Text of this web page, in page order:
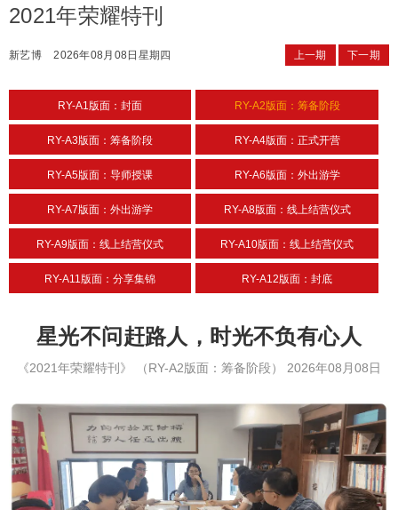
2021年荣耀特刊
新艺博 2026年08月08日星期四 上一期 下一期
RY-A1版面：封面 RY-A2版面：筹备阶段
RY-A3版面：筹备阶段 RY-A4版面：正式开营
RY-A5版面：导师授课 RY-A6版面：外出游学
RY-A7版面：外出游学 RY-A8版面：线上结营仪式
RY-A9版面：线上结营仪式 RY-A10版面：线上结营仪式
RY-A11版面：分享集锦 RY-A12版面：封底
星光不问赶路人，时光不负有心人
《2021年荣耀特刊》 （RY-A2版面：筹备阶段） 2026年08月08日